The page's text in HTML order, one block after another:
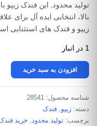
تولید محدود. این فندک زیپو
بالا، انتخابی ایده آل برای
زیپو و فندک های استثنایی
1 در انبار
فندک زیپو مدل Armor Fanned Discs Tumbled Brass کد 28541 عدد
افزودن به سبد خرید
شناسه محصول: 28541
دسته: زیپو فندک
برچسب: تولید محدود خرید